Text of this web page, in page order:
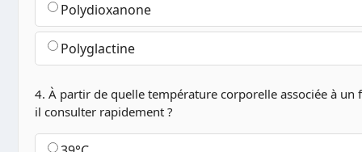
Polydioxanone
Polyglactine
4. À partir de quelle température corporelle associée à un
il consulter rapidement ?